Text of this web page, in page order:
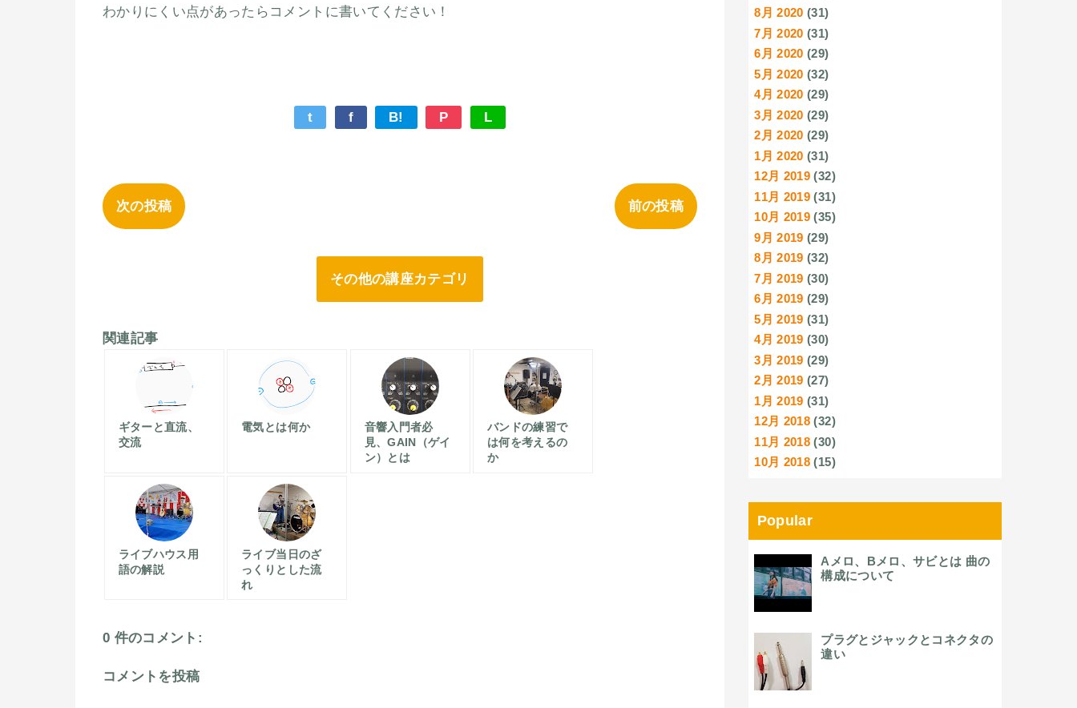
わかりにくい点があったらコメントに書いてください！
t f B! P L
次の投稿 前の投稿
その他の講座カテゴリ
関連記事
ギターと直流、
交流
電気とは何か
音響入門者必
見、GAIN（ゲイ
ン）とは
バンドの練習で
は何を考えるの
か
ライブハウス用
語の解説
ライブ当日のざ
っくりとした流
れ
0 件のコメント:
コメントを投稿
8月 2020 (31)
7月 2020 (31)
6月 2020 (29)
5月 2020 (32)
4月 2020 (29)
3月 2020 (29)
2月 2020 (29)
1月 2020 (31)
12月 2019 (32)
11月 2019 (31)
10月 2019 (35)
9月 2019 (29)
8月 2019 (32)
7月 2019 (30)
6月 2019 (29)
5月 2019 (31)
4月 2019 (30)
3月 2019 (29)
2月 2019 (27)
1月 2019 (31)
12月 2018 (32)
11月 2018 (30)
10月 2018 (15)
Popular
Aメロ、Bメロ、サビとは 曲の
構成について
プラグとジャックとコネクタの
違い